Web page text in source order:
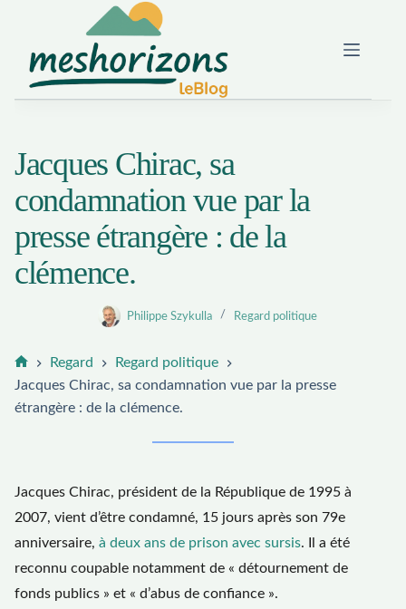
contenu
Jacques Chirac, sa
condamnation vue par la
presse étrangère : de la
clémence.
Philippe Szykulla Regard politique
Accueil
Regard
Regard politique
Jacques Chirac, sa condamnation vue par la presse
étrangère : de la clémence.
Jacques Chirac, président de la République de 1995 à
2007, vient d’être condamné, 15 jours après son 79e
anniversaire, à deux ans de prison avec sursis. Il a été
reconnu coupable notamment de « détournement de
fonds publics » et « d’abus de confiance ».